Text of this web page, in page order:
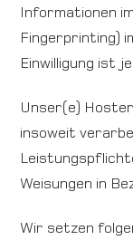
Informationen
Fingerprinting)
Einwilligung ist
Unser(e)
insoweit
Weisungen in
Wir setzen